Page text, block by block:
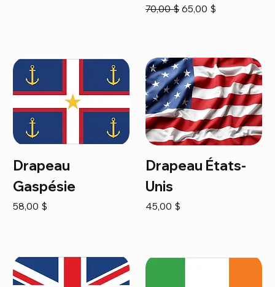
Prix original
70,00 $ Prix promotionnel
65,00 $
Drapeau
Gaspésie
Prix
58,00 $
Drapeau États-
Unis
Prix
45,00 $